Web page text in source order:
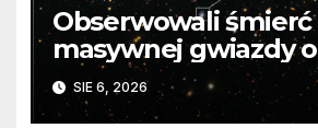
Obserwowali śmierć
masywnej gwiazdy
samego początku.
cenne dane
SIE 6, 2026